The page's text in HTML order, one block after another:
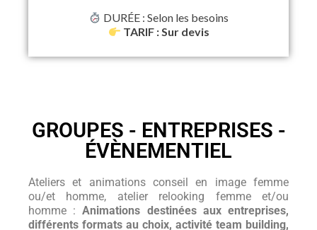
DURÉE : Selon les besoins
TARIF : Sur devis
GROUPES - ENTREPRISES -
ÉVÈNEMENTIEL
Ateliers et animations conseil en image femme
ou/et homme, atelier relooking femme et/ou
homme :Animations destinées aux entreprises,
différents formats au choix, activité team building,